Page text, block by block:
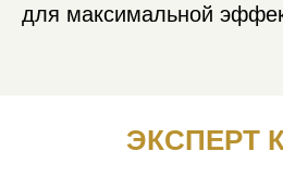
для максимальной
ЭКСПЕРТ